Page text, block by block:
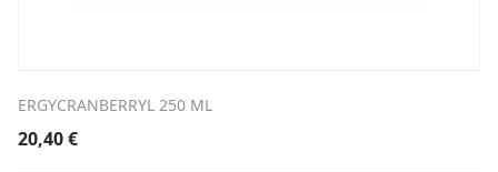
ERGYCRANBERRYL 250 ML
20,40€